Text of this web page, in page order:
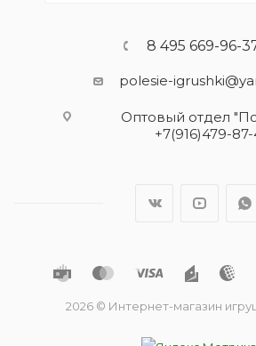
8 495 669-96-
polesie-
Оптовый отдел
+7(916)479-
2026 © Интернет-магазин